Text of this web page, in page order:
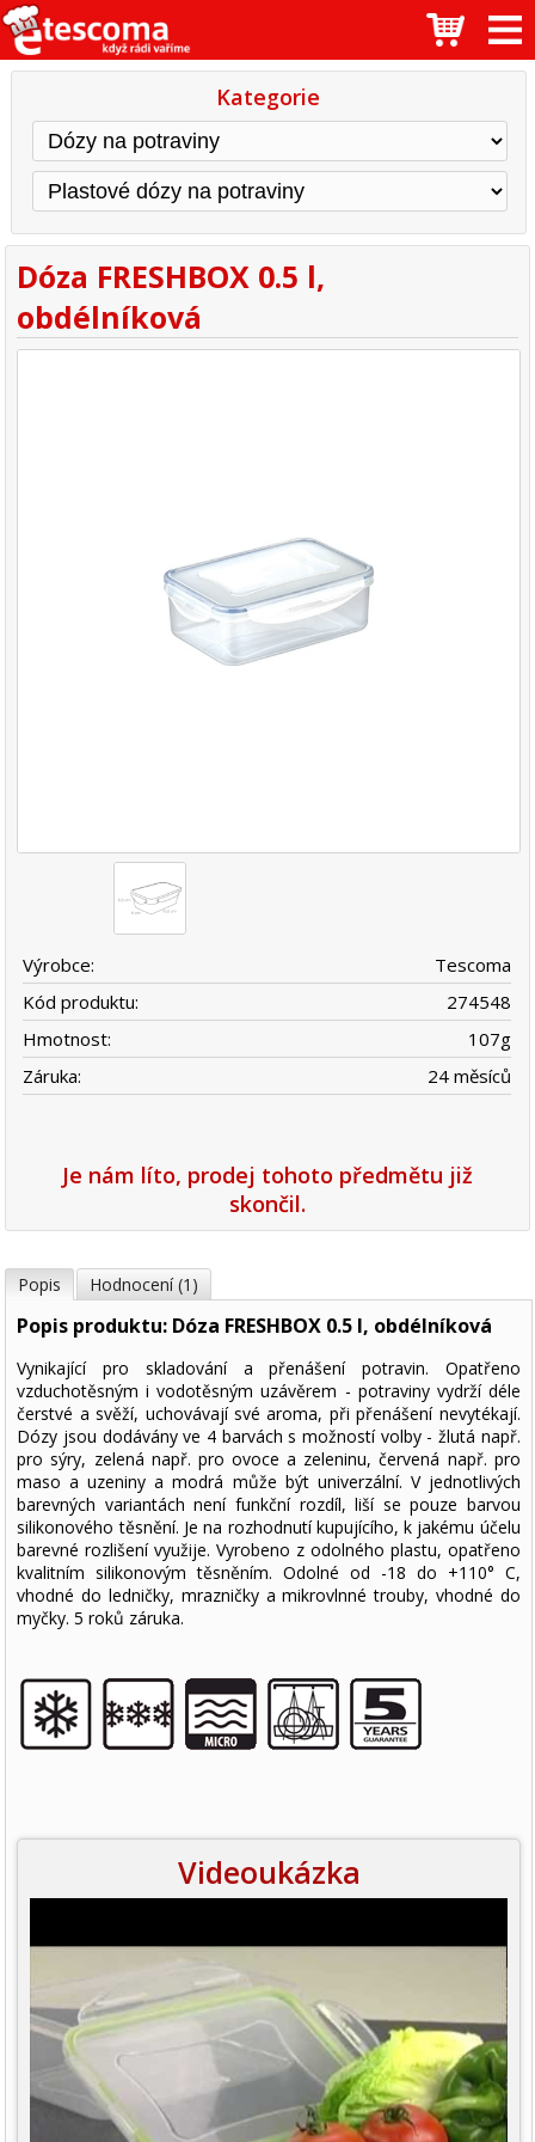
Kategorie
Dóza FRESHBOX 0.5 l,
obdélníková
Výrobce:
Tescoma
Kód produktu:
274548
Hmotnost:
107g
Záruka:
24 měsíců
Je nám líto, prodej tohoto předmětu již
skončil.
Popis Hodnocení (1)
Popis produktu: Dóza FRESHBOX 0.5 l, obdélníková
Vynikající pro skladování a přenášení potravin. Opatřeno
vzduchotěsným i vodotěsným uzávěrem - potraviny vydrží déle
čerstvé a svěží, uchovávají své aroma, při přenášení nevytékají.
Dózy jsou dodávány ve 4 barvách s možností volby - žlutá např.
pro sýry, zelená např. pro ovoce a zeleninu, červená např. pro
maso a uzeniny a modrá může být univerzální. V jednotlivých
barevných variantách není funkční rozdíl, liší se pouze barvou
silikonového těsnění. Je na rozhodnutí kupujícího, k jakému účelu
barevné rozlišení využije. Vyrobeno z odolného plastu, opatřeno
kvalitním silikonovým těsněním. Odolné od -18 do +110° C,
vhodné do ledničky, mrazničky a mikrovlnné trouby, vhodné do
myčky. 5 roků záruka.
Videoukázka